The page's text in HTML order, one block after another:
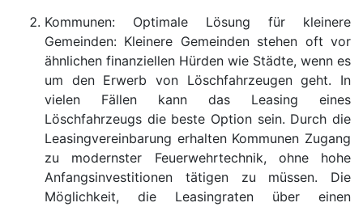
Kommunen: Optimale Lösung für kleinere
Gemeinden: Kleinere Gemeinden stehen oft vor
ähnlichen finanziellen Hürden wie Städte, wenn es
um den Erwerb von Löschfahrzeugen geht. In
vielen Fällen kann das Leasing eines
Löschfahrzeugs die beste Option sein. Durch die
Leasingvereinbarung erhalten Kommunen Zugang
zu modernster Feuerwehrtechnik, ohne hohe
Anfangsinvestitionen tätigen zu müssen. Die
Möglichkeit, die Leasingraten über einen